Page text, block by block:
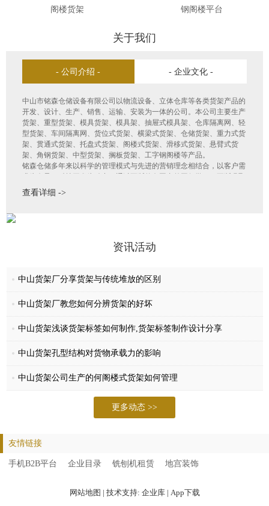
阁楼货架 钢阁楼平台
关于我们
- 公司介绍 - - 企业文化 -
中山市铭森仓储设备有限公司以物流设备、立体仓库等各类货架产品的
开发、设计、生产、销售、运输、安装为一体的公司。本公司主要生产
货架、重型货架、模具货架、模具架、抽屉式模具架、仓库隔离网、轻
型货架、车间隔离网、货位式货架、横梁式货架、仓储货架、重力式货
架、贯通式货架、托盘式货架、阁楼式货架、滑移式货架、悬臂式货
架、角钢货架、中型货架、搁板货架、工字钢阁楼等产品。
铭森仓储多年来以科学的管理模式与先进的营销理念相结合，以客户需
国际国内物流行业的先进技术和新观念，结合本企业实际情况，及时开
发推出新产品并不断优化原有产品结构。广泛应用于物流、机电、航
公司始终秉承“诚信为本、质量至上”的企业宗旨，我们将一如既往的以
优良的产品、优惠的价格、优良的服务面向广大用户。铭森愿与您携手
查看详细 ->
资讯活动
中山货架厂分享货架与传统堆放的区别
中山货架厂教您如何分辨货架的好坏
中山货架浅谈货架标签如何制作,货架标签制作设计分享
中山货架孔型结构对货物承载力的影响
中山货架公司生产的何阁楼式货架如何管理
更多动态 >>
友情链接
手机B2B平台 企业目录 铣刨机租赁 地宫装饰
网站地图 | 技术支持: 企业库| App下载